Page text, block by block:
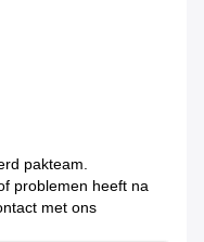
pakteam.
problemen heeft na
met ons